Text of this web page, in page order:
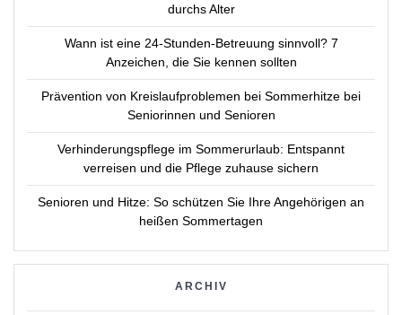
durchs Alter
Wann ist eine 24-Stunden-Betreuung sinnvoll? 7
Anzeichen, die Sie kennen sollten
Prävention von Kreislaufproblemen bei Sommerhitze bei
Seniorinnen und Senioren
Verhinderungspflege im Sommerurlaub: Entspannt
verreisen und die Pflege zuhause sichern
Senioren und Hitze: So schützen Sie Ihre Angehörigen an
heißen Sommertagen
ARCHIV